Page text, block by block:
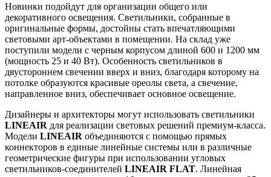
Новинки подойдут для организации общего или
декоративного освещения. Светильники, собранные в
оригинальные формы, достойны стать впечатляющими
световыми арт-объектами в помещении. На склад уже
поступили модели с черным корпусом длиной 600 и 1200 мм
(мощность 25 и 40 Вт). Особенность светильников в
двустороннем свечении вверх и вниз, благодаря которому на
потолке образуются красивые ореолы света, а свечение,
направленное вниз, обеспечивает основное освещение.
Дизайнеры и архитекторы могут использовать светильники
LINEAIR для реализации световых решений премиум-класса.
Модели LINEAIR объединяются с помощью прямых
коннекторов в единые линейные системы или в различные
геометрические фигуры при использовании угловых
светильников-соединителей LINEAIR FLAT. Линейная